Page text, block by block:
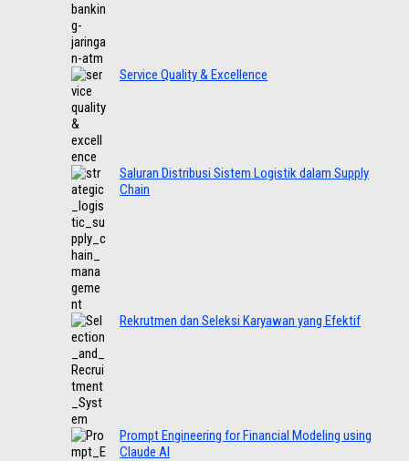
Service Quality & Excellence
Saluran Distribusi Sistem Logistik dalam Supply
Chain
Rekrutmen dan Seleksi Karyawan yang Efektif
Prompt Engineering for Financial Modeling using
Claude AI